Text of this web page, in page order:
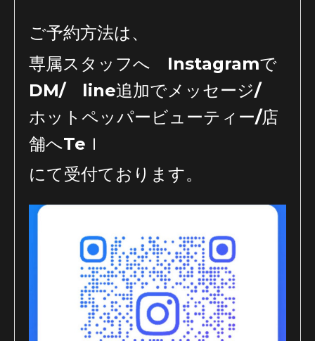
ご予約方法は、
専属スタッフへ Instagramで
DM/ line追加でメッセージ/
ホットペッパービューティー/店
舗へTeｌ
にて受付ております。